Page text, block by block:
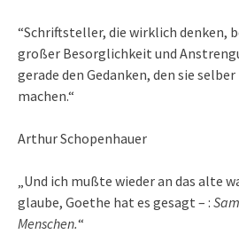
“Schriftsteller, die wirklich denken,
großer Besorglichkeit und
gerade den Gedanken, den sie
machen.“
Arthur Schopenhauer
„Und ich mußte wieder an das alte
glaube, Goethe hat es gesagt – :
Menschen.“